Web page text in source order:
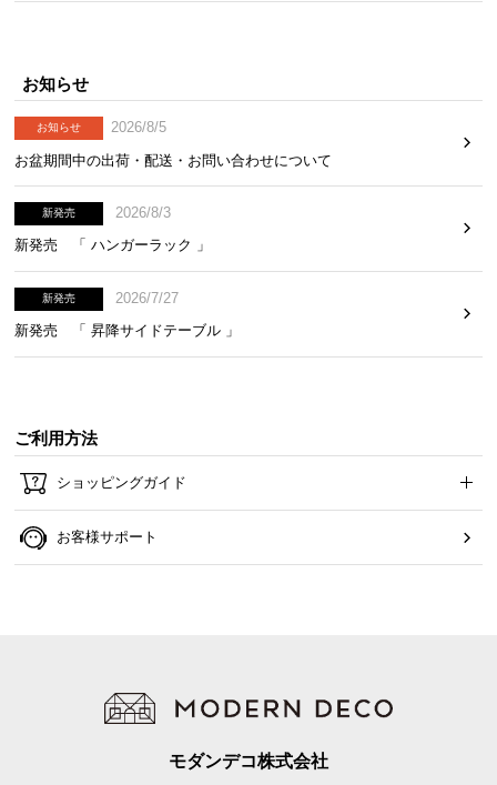
お知らせ
お知らせ
2026/8/5
お盆期間中の出荷・配送・お問い合わせについて
新発売
2026/8/3
新発売 「 ハンガーラック 」
新発売
2026/7/27
新発売 「 昇降サイドテーブル 」
ご利用方法
ショッピングガイド
お客様サポート
モダンデコ株式会社